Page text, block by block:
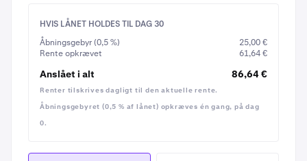
gebyrfrit, før den trådte i kraft.
Da din BTC fra start er dobbelt så meget værd som lånet,
bringe dit lån i umiddelbar fare – du ville blive advaret i
god tid, før noget af din krypto skulle sælges for at
dække lånet.
HVIS LÅNET HOLDES TIL DAG 30
Åbningsgebyr (0,5 %)
25,00 €
Rente opkrævet
61,64 €
Anslået i alt 86,64 €
Renter tilskrives dagligt til den aktuelle rente.
Åbningsgebyret (0,5 % af lånet) opkræves én gang, på dag
0.